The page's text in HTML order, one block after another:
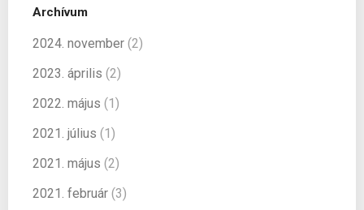
Archívum
2024. november (2)
2023. április (2)
2022. május (1)
2021. július (1)
2021. május (2)
2021. február (3)